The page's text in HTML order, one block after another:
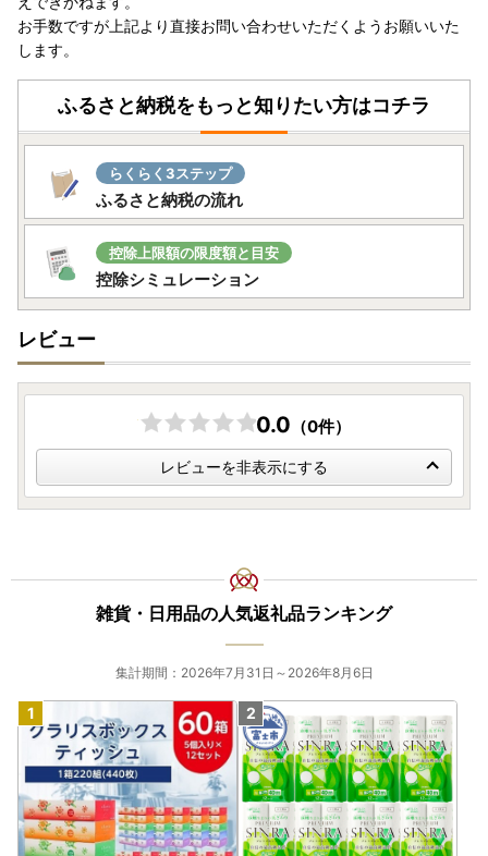
お手数ですが上記より直接お問い合わせいただくようお願いいた
します。
ふるさと納税をもっと知りたい方はコチラ
らくらく3ステップ
ふるさと納税の流れ
控除上限額の限度額と目安
控除シミュレーション
レビュー
0.0 （0件）
レビューを非表示にする
雑貨・日用品の人気返礼品ランキング
集計期間：2026年7月31日～2026年8月6日